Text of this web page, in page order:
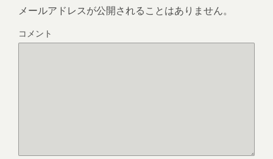
メールアドレスが公開されることはありません。
コメント